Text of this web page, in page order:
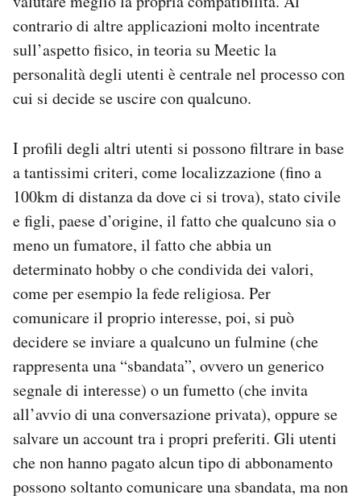
contrario di altre applicazioni molto incentrate
sull’aspetto fisico, in teoria su Meetic la
personalità degli utenti è centrale nel processo con
cui si decide se uscire con qualcuno.
I profili degli altri utenti si possono filtrare in base
a tantissimi criteri, come localizzazione (fino a
100km di distanza da dove ci si trova), stato civile
e figli, paese d’origine, il fatto che qualcuno sia o
meno un fumatore, il fatto che abbia un
determinato hobby o che condivida dei valori,
come per esempio la fede religiosa. Per
comunicare il proprio interesse, poi, si può
decidere se inviare a qualcuno un fulmine (che
rappresenta una “sbandata”, ovvero un generico
segnale di interesse) o un fumetto (che invita
all’avvio di una conversazione privata), oppure se
salvare un account tra i propri preferiti. Gli utenti
che non hanno pagato alcun tipo di abbonamento
possono soltanto comunicare una sbandata, ma non